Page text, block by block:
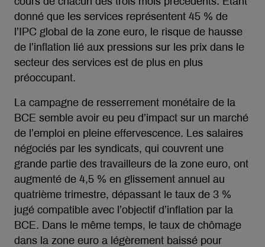
donné que les services représentent 45 % de
l’IPC global de la zone euro, le risque de hausse
de l’inflation lié aux pressions sur les prix dans le
secteur des services est de plus en plus
préoccupant.
La campagne de resserrement monétaire de la
BCE semble avoir eu peu d’impact sur un marché
de l’emploi en pleine effervescence. Les salaires
négociés par les syndicats, qui couvrent une
grande partie des travailleurs de la zone euro, ont
augmenté de 4,5 % en glissement annuel au
quatrième trimestre, dépassant le taux de 3 %
jugé compatible avec l’objectif d’inflation par la
BCE. Dans le même temps, le taux de chômage
dans la zone euro a légèrement baissé pour